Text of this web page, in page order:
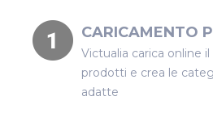
CARICAMENTO
Victualia carica online
prodotti e crea le
adatte